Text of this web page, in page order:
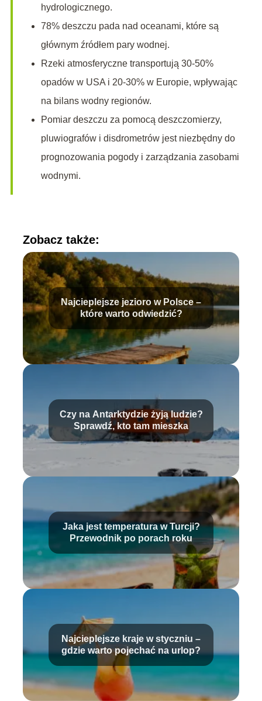
hydrologicznego.
78% deszczu pada nad oceanami, które są
głównym źródłem pary wodnej.
Rzeki atmosferyczne transportują 30-50%
opadów w USA i 20-30% w Europie, wpływając
na bilans wodny regionów.
Pomiar deszczu za pomocą deszczomierzy,
pluwiografów i disdrometrów jest niezbędny do
prognozowania pogody i zarządzania zasobami
wodnymi.
Zobacz także:
Najcieplejsze jezioro w Polsce –
które warto odwiedzić?
Czy na Antarktydzie żyją ludzie?
Sprawdź, kto tam mieszka
Jaka jest temperatura w Turcji?
Przewodnik po porach roku
Najcieplejsze kraje w styczniu –
gdzie warto pojechać na urlop?